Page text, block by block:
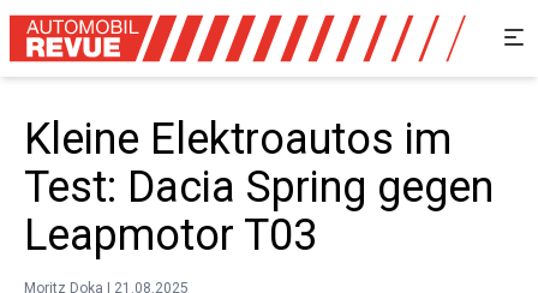
Kleine Elektroautos im
Test: Dacia Spring gegen
Leapmotor T03
Moritz Doka | 21.08.2025